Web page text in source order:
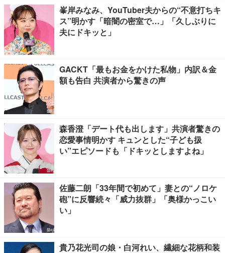
峯岸みなみ、YouTuber夫からの“不意打ちキ
ス”明かす「暗闇の密室で…」「久しぶりに
夫にドキッと」
GACKT「最もお金をかけた私物」内訳＆金
額も告白 共演者から驚きの声
森香澄「デート代も出します」共演者驚きの
恋愛事情明かす キュンとした“子ども扱
い”エピソードも「ドキッとしますよね」
佐藤二朗「33年間で初めて」妻との“ノロケ
砲”に反響続々「威力抜群」「奥様かっこい
い」
貴乃花光司の娘・白河れい、繊細な花柄和装